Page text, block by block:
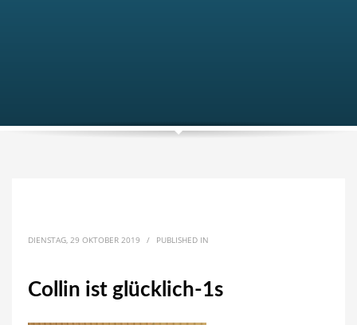
DIENSTAG, 29 OKTOBER 2019 / PUBLISHED IN
Collin ist glücklich-1s